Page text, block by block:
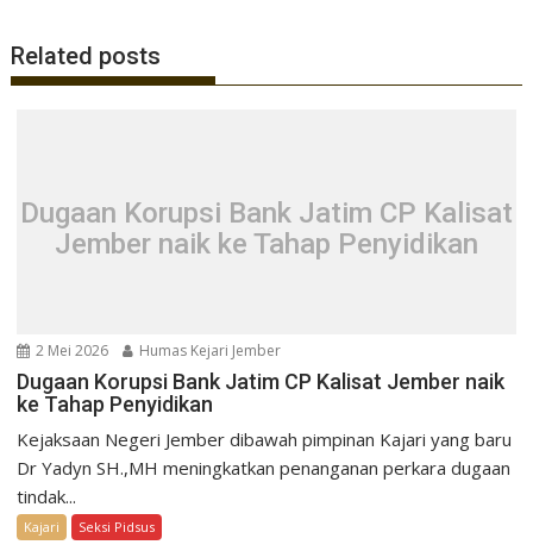
Related posts
Dugaan Korupsi Bank Jatim CP Kalisat
Jember naik ke Tahap Penyidikan
2 Mei 2026 Humas Kejari Jember
Dugaan Korupsi Bank Jatim CP Kalisat Jember naik
ke Tahap Penyidikan
Kejaksaan Negeri Jember dibawah pimpinan Kajari yang baru
Dr Yadyn SH.,MH meningkatkan penanganan perkara dugaan
tindak...
Kajari Seksi Pidsus